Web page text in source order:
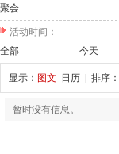
聚会
活动时间：
全部
今天
显示： 图文 日历 | 排序：
暂时没有信息。